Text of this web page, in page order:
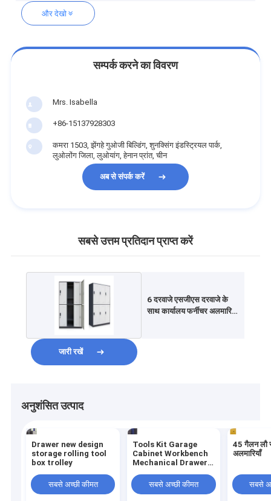
और देखो
सम्पर्क करने का विवरण
Mrs. Isabella
+86-15137928303
कमरा 1503, झेंगहे गुओजी बिल्डिंग, शुनक्सिंग इंडस्ट्रियल पार्क,
लुओलोंग जिला, लुओयांग, हेनान प्रांत, चीन
अब से संपर्क करें
सबसे उत्तम प्रतिदान प्राप्त करें
6 दरवाजे एसजीएस दरवाजे के
साथ कार्यालय फर्नीचर अलमारियाँ
जारी रखें
अनुशंसित उत्पाद
Drawer new design
storage rolling tool
box trolley
सबसे अच्छी कीमत
Tools Kit Garage
Cabinet Workbench
Mechanical Drawer
सबसे अच्छी कीमत
45 गैलन लौ
अलमारियाँ
सबसे